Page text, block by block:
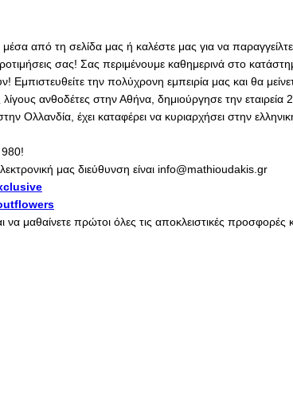
από τη σελίδα μας ή καλέστε μας για να
σας! Σας περιμένουμε καθημερινά στο
την πολύχρονη εμπειρία μας και θα
ανθοδέτες στην Αθήνα, δημιούργησε την
έχει καταφέρει να κυριαρχήσει στην
980!
μας διεύθυνση είναι info@mathioudakis.gr
μαθαίνετε πρώτοι όλες τις αποκλειστικές